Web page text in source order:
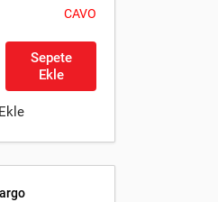
CAVO
Sepete
Ekle